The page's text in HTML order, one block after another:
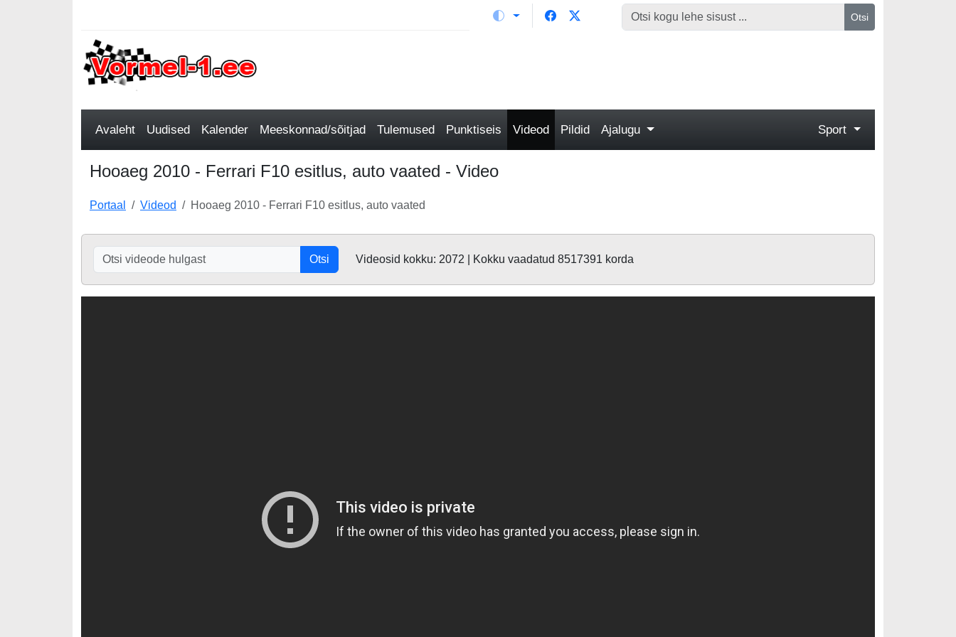
Otsi
Avaleht Uudised Kalender Meeskonnad/sõitjad Tulemused Punktiseis Videod Pildid Ajalugu Sport
Hooaeg 2010 - Ferrari F10 esitlus, auto vaated - Video
Portaal Videod Hooaeg 2010 - Ferrari F10 esitlus, auto vaated
Otsi Videosid kokku: 2072 | Kokku vaadatud 8517391 korda